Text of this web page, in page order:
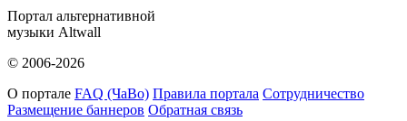
Портал альтернативной
музыки Altwall
© 2006-2026
О портале FAQ (ЧаВо) Правила портала Сотрудничество
Размещение баннеров Обратная связь